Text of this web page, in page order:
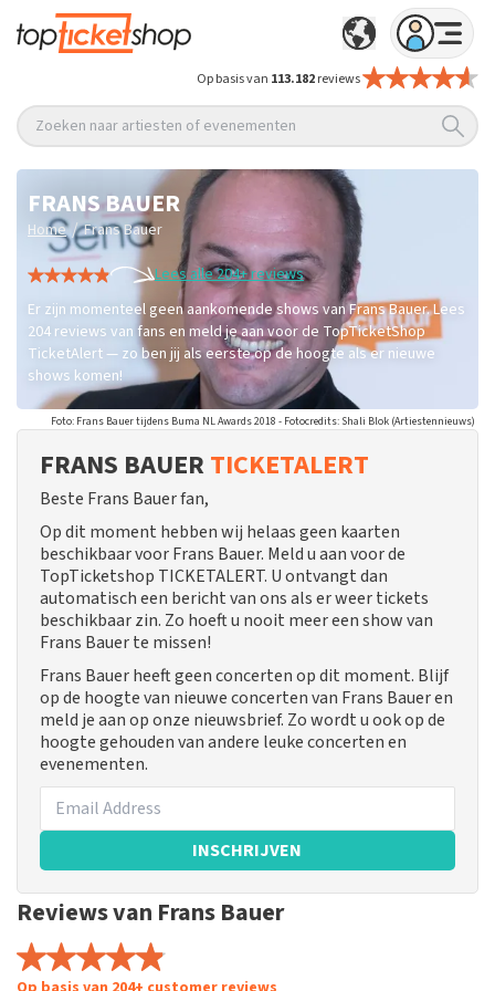
Op basis van 113.182reviews
Zoeken naar artiesten of evenementen
FRANS BAUER
Home / Frans Bauer
Lees alle 204+ reviews
Er zijn momenteel geen aankomende shows van Frans Bauer. Lees
204 reviews van fans en meld je aan voor de TopTicketShop
TicketAlert — zo ben jij als eerste op de hoogte als er nieuwe
shows komen!
Foto: Frans Bauer tijdens Buma NL Awards 2018 - Fotocredits: Shali Blok (Artiestennieuws)
FRANS BAUER TICKETALERT
Beste Frans Bauer fan,
Op dit moment hebben wij helaas geen kaarten
beschikbaar voor Frans Bauer. Meld u aan voor de
TopTicketshop TICKETALERT. U ontvangt dan
automatisch een bericht van ons als er weer tickets
beschikbaar zin. Zo hoeft u nooit meer een show van
Frans Bauer te missen!
Frans Bauer heeft geen concerten op dit moment. Blijf
op de hoogte van nieuwe concerten van Frans Bauer en
meld je aan op onze nieuwsbrief. Zo wordt u ook op de
hoogte gehouden van andere leuke concerten en
evenementen.
INSCHRIJVEN
Reviews van Frans Bauer